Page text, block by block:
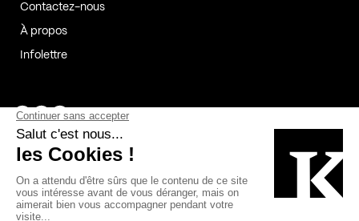
Contactez-nous
À propos
Infolettre
Page Facebook de Kollectif
Page Instagram de Kollectif
Page Linkedin de Kollectif